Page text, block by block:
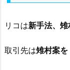
リコは新手法、
取引先は雉村案を